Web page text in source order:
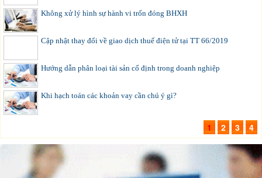
Không xử lý hình sự hành vi trốn đóng BHXH
Cập nhật thay đổi về giao dịch thuế điện tử tại TT 66/2019
Hướng dẫn phân loại tài sản cố định trong doanh nghiệp
Khi hạch toán các khoản vay cần chú ý gì?
1 2 3 4